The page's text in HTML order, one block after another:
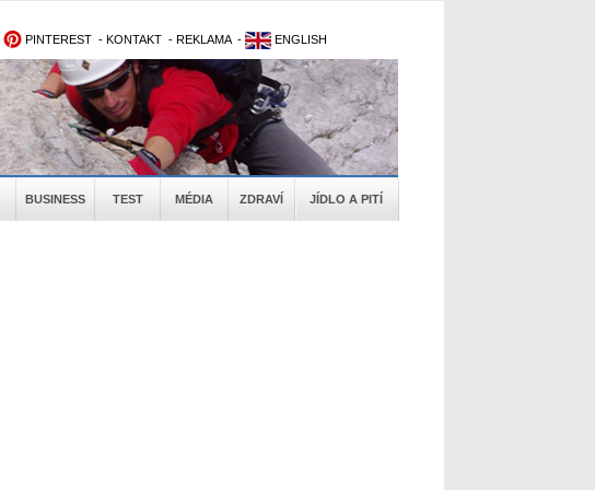
PINTEREST - KONTAKT - REKLAMA - ENGLISH
BUSINESS TEST MÉDIA ZDRAVÍ JÍDLO A PITÍ